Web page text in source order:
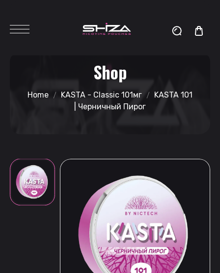
Shop
Home KASTA - Classic 101мг
KASTA 101
| Черничный Пирог